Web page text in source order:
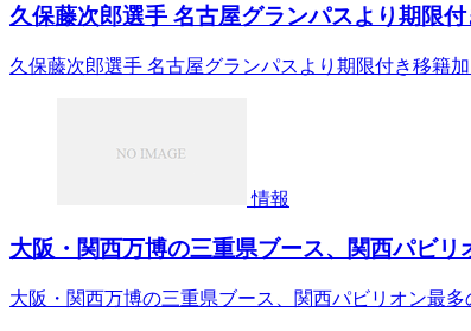
久保藤次郎選手 名古屋グランパスより期限
久保藤次郎選手 名古屋グランパスより期限付き移籍
情報
大阪・関西万博の三重県ブース、関西パビ
大阪・関西万博の三重県ブース、関西パビリオン最